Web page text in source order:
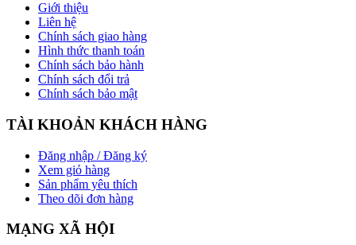
Giới thiệu
Liên hệ
Chính sách giao hàng
Hình thức thanh toán
Chính sách bảo hành
Chính sách đổi trả
Chính sách bảo mật
TÀI KHOẢN KHÁCH HÀNG
Đăng nhập / Đăng ký
Xem giỏ hàng
Sản phẩm yêu thích
Theo dõi đơn hàng
MẠNG XÃ HỘI